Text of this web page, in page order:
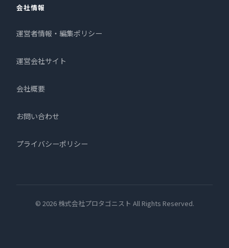
会社情報
運営者情報・編集ポリシー
運営会社サイト
会社概要
お問い合わせ
プライバシーポリシー
© 2026 株式会社プロタゴニスト All Rights Reserved.